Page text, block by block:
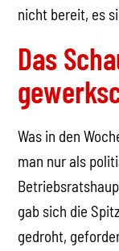
nicht bereit, es
Das
Was in den
man nur als
gab sich die
gedroht,